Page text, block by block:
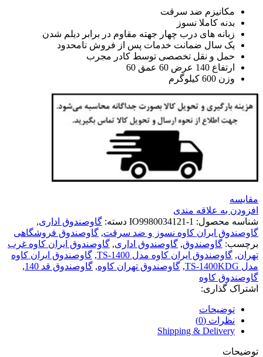
مکانیزم ضد سرقت
بدنه کاملا نسوز
زبانه های درب چهار جهته مقاوم در برابر دیلم شدن
یک سال ضمانت خدمات پس از فروش نامحدود
حمل و نقل تخصصی توسط کادر مجرب
ارتفاع 140 عرض 60 عمق 60
وزن 600 کیلوگرم
مقايسه
افزودن به علاقه مندی
شناسه محصول: IO9980034121-1 دسته: گاوصندوق اداری,
گاوصندوق ایران کاوه نسوز و ضد سرقت, گاوصندوق فروشگاهی
برچسب: گاوصندوق, گاوصندوق اداری, گاوصندوق ایران کاوه غرب
تهران, گاوصندوق ایران کاوه مدل TS-1400 , گاوصندوق ایران کاوه
مدل TS-1400KDG
, گاوصندوق تهران کاوه, گاوصندوق قد 140
,
گاوصندوق کاوه
اشتراک گذاری:
توضیحات
نظرات (0)
Shipping & Delivery
توضیحات